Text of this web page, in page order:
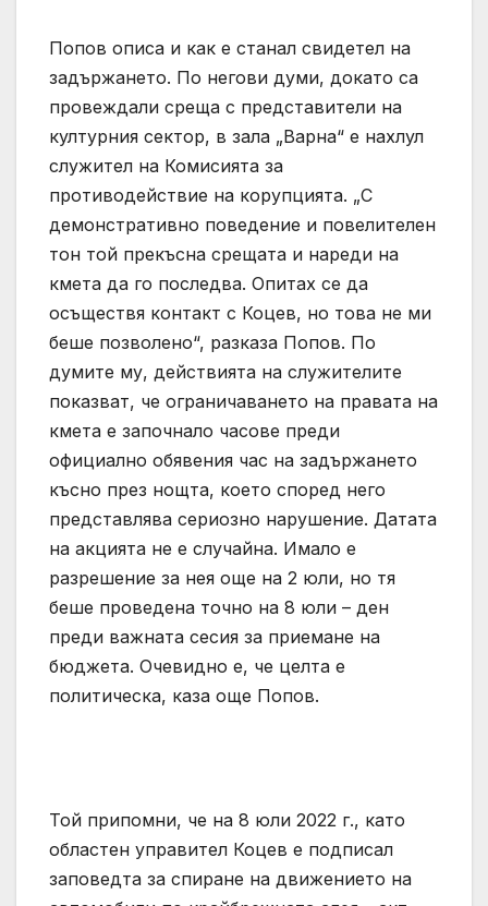
Попов описа и как е станал свидетел на
задържането. По негови думи, докато са
провеждали среща с представители на
културния сектор, в зала „Варна“ е нахлул
служител на Комисията за
противодействие на корупцията. „С
демонстративно поведение и повелителен
тон той прекъсна срещата и нареди на
кмета да го последва. Опитах се да
осъществя контакт с Коцев, но това не ми
беше позволено“, разказа Попов. По
думите му, действията на служителите
показват, че ограничаването на правата на
кмета е започнало часове преди
официално обявения час на задържането
късно през нощта, което според него
представлява сериозно нарушение. Датата
на акцията не е случайна. Имало е
разрешение за нея още на 2 юли, но тя
беше проведена точно на 8 юли – ден
преди важната сесия за приемане на
бюджета. Очевидно е, че целта е
политическа, каза още Попов.
Той припомни, че на 8 юли 2022 г., като
областен управител Коцев е подписал
заповедта за спиране на движението на